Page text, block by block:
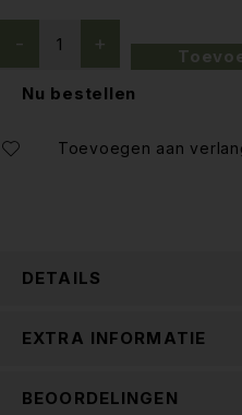
Nu bestellen
DETAILS
EXTRA INFORMATIE
BEOORDELINGEN